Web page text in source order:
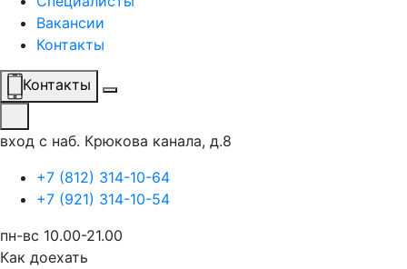
Вакансии
Контакты
Контакты
вход с наб. Крюкова канала, д.8
+7 (812) 314-10-64
+7 (921) 314-10-54
пн-вс 10.00-21.00
Как доехать